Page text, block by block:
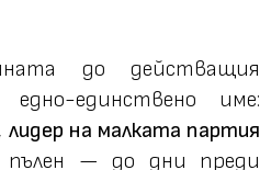
до действащия
единствено име:
на малката партия
— до дни преди